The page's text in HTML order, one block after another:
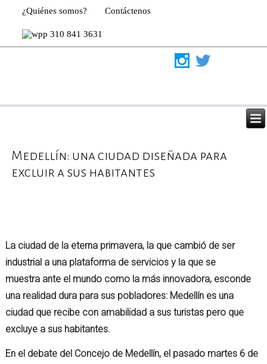
¿Quiénes somos? Contáctenos
310 841 3631
Medellín: una ciudad diseñada para
excluir a sus habitantes
La ciudad de la eterna primavera, la que cambió de ser
industrial a una plataforma de servicios y la que se
muestra ante el mundo como la más innovadora, esconde
una realidad dura para sus pobladores: Medellín es una
ciudad que recibe con amabilidad a sus turistas pero que
excluye a sus habitantes.
En el debate del Concejo de Medellín, el pasado martes 6 de